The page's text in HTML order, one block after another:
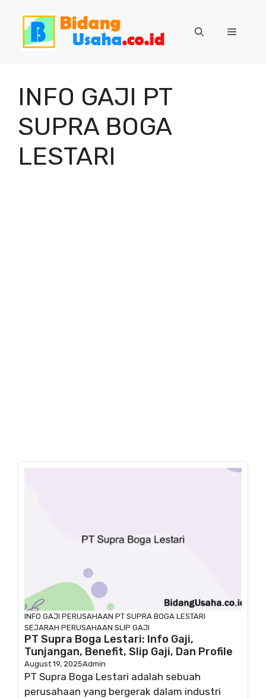
Menu
INFO GAJI PT
SUPRA BOGA
LESTARI
INFO GAJI PERUSAHAAN PT SUPRA BOGA LESTARI
SEJARAH PERUSAHAAN SLIP GAJI
PT Supra Boga Lestari: Info Gaji,
Tunjangan, Benefit, Slip Gaji, Dan Profile
August 19, 2025Admin
PT Supra Boga Lestari adalah sebuah
perusahaan yang bergerak dalam industri